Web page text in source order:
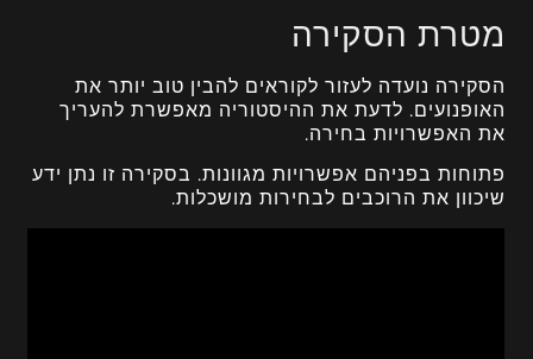
מטרת הסקירה
הסקירה נועדה לעזור לקוראים להבין טוב יותר את
האופנועים. לדעת את ההיסטוריה מאפשרת להעריך
את האפשרויות בחירה.
פתוחות בפניהם אפשרויות מגוונות. בסקירה זו נתן ידע
שיכוון את הרוכבים לבחירות מושכלות.